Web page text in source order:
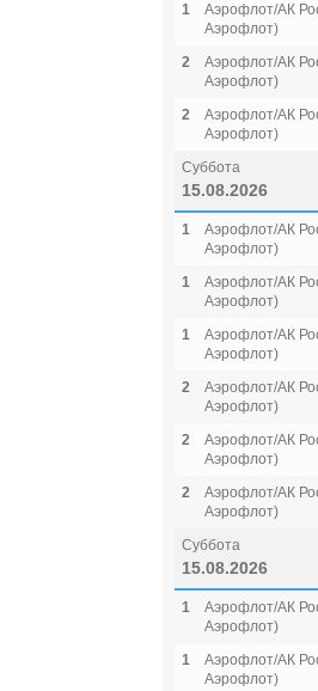
1
Аэрофлот/АК
Аэрофлот)
2
Аэрофлот/АК
Аэрофлот)
2
Аэрофлот/АК
Аэрофлот)
Суббота
15.08.2026
1
Аэрофлот/АК
Аэрофлот)
1
Аэрофлот/АК
Аэрофлот)
1
Аэрофлот/АК
Аэрофлот)
2
Аэрофлот/АК
Аэрофлот)
2
Аэрофлот/АК
Аэрофлот)
2
Аэрофлот/АК
Аэрофлот)
Суббота
15.08.2026
1
Аэрофлот/АК
Аэрофлот)
1
Аэрофлот/АК
Аэрофлот)